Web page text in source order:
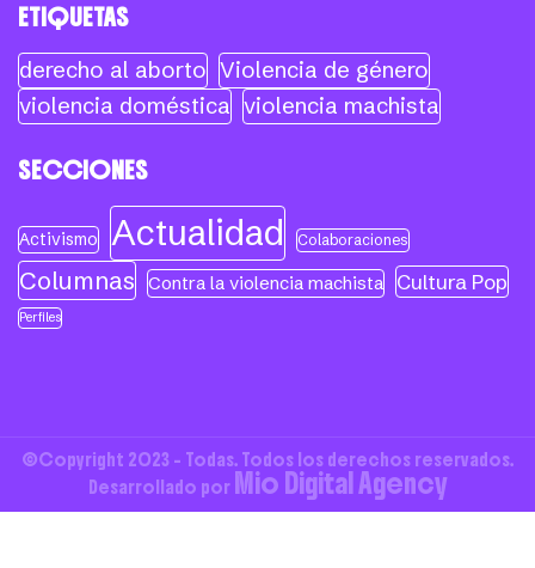
ETIQUETAS
derecho al aborto Violencia de género
violencia doméstica violencia machista
SECCIONES
Activismo Actualidad Colaboraciones
Columnas Contra la violencia machista Cultura Pop
Perfiles
©Copyright 2023 - Todas. Todos los derechos reservados.
Desarrollado por Mio Digital Agency